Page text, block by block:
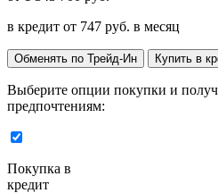
в кредит от 747 руб. в месяц
Обменять по Трейд-Ин
Выберите опции покупки и
предпочтениям:
Покупка в
кредит